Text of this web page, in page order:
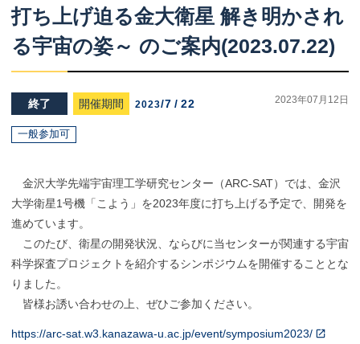
打ち上げ迫る金大衛星 解き 明かされ
る宇宙の姿～ のご案内(2023.07.22)
終了 開催期間 2023/7 / 22 2023年07月12日
一般参加可
金沢大学先端宇宙理工学研究センター（ARC-SAT）では、金沢
大学衛星1号機「こよう」を2023年度に打ち上げる予定で、開発を
進めています。
このたび、衛星の開発状況、ならびに当センターが関連する宇宙
科学探査プロジェクトを紹介するシンポジウムを開催することとな
りました。
皆様お誘い合わせの上、ぜひご参加ください。
https://arc-sat.w3.kanazawa-u.ac.jp/event/symposium2023/